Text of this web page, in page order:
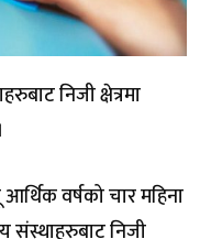
निजी क्षेत्रमा
वर्षको चार महिना